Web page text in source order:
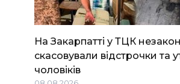
На Закарпатті у ТЦК
скасовували відстрочки та
чоловіків